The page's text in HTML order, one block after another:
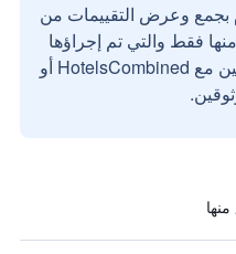
بجمع وعرض التقييمات من
فقط والتي تم إجراؤها
بواسطة مستخدمين حقيقيين مع HotelsCombined أو